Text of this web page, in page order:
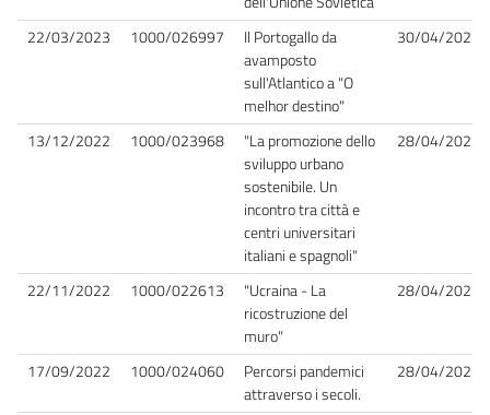
22/03/2023 1000/026997
Il Portogallo da
avamposto
sull'Atlantico a "O
melhor destino"
30/04/2025
13/12/2022 1000/023968
"La promozione dello
sviluppo urbano
sostenibile. Un
incontro tra città e
centri universitari
italiani e spagnoli"
28/04/2023
22/11/2022 1000/022613
"Ucraina - La
ricostruzione del
muro"
28/04/2023
17/09/2022 1000/024060
Percorsi pandemici
attraverso i secoli.
28/04/2023